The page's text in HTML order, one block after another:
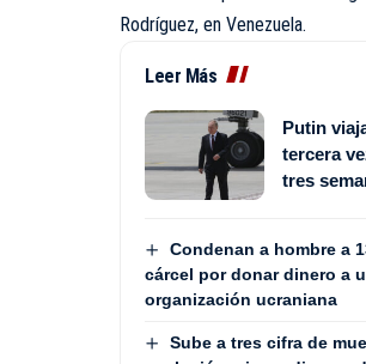
Rodríguez, en Venezuela.
Leer Más
Putin
tercera
tres
Condenan a hombre a
cárcel por donar dinero a
organización ucraniana
Sube a tres cifra de